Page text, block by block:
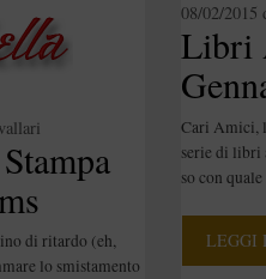
di ritardo (eh,
lo smistamento
Libri
08/02/2015
Cari Amici,
serie di libri
so con
LEGGI